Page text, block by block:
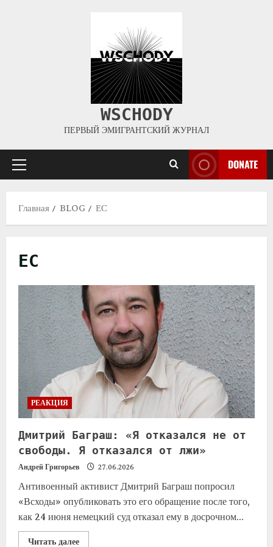
WSCHODY
ПЕРВЫЙ ЭМИГРАНТСКИЙ ЖУРНАЛ
DONATE
Главная BLOG ЕС
ЕС
РЕАКЦИЯ
Дмитрий Баграш: «Я отказался не от
свободы. Я отказался от лжи»
Андрей Григорьев 27.06.2026
Антивоенный активист Дмитрий Баграш попросил
«Всходы» опубликовать это его обращение после того,
как 24 июня немецкий суд отказал ему в досрочном...
Читать далее